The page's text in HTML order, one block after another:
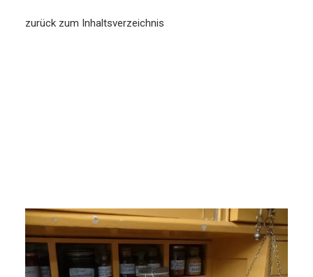
zurück zum Inhaltsverzeichnis